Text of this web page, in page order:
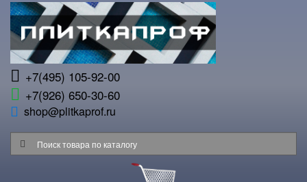
+7(495) 105-92-00
+7(926) 650-30-60
shop@plitkaprof.ru